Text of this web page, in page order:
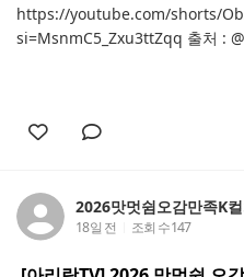
https://youtube.com/shorts/
si=MsnmC5_Zxu3ttZqq 출처 :
2026맛멋쉼오감만족K
18일 전
조회 수147